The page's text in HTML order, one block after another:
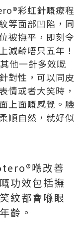
彩虹針嘅療程
等面部凹陷，同
被撫平，即刻令
減齡唔只五年！
他一針多效嘅
對性，可以同皮
情或者大笑時，
上面嘅感覺。臉
順自然，就好似
喺改善
功效包括撫
紋都會喺眼
齡。